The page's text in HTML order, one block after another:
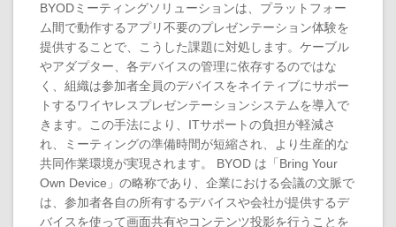
BYODミーティングソリューションは、プラットフォー
ム間で動作するアプリ不要のプレゼンテーション体験を
提供することで、こうした課題に対処します。ケーブル
やアダプター、各デバイスの管理に依存するのではな
く、組織は参加者全員のデバイスをネイティブにサポー
トするワイヤレスプレゼンテーションシステムを導入で
きます。この手法により、ITサポートの負担が軽減さ
れ、ミーティングの準備時間が短縮され、より生産的な
共同作業環境が実現されます。 BYOD は「Bring Your
Own Device」の略称であり、企業における会議の文脈で
は、参加者各自の所有するデバイスや会社が提供するデ
バイスを使って画面共有やコンテンツ投影を行うことを